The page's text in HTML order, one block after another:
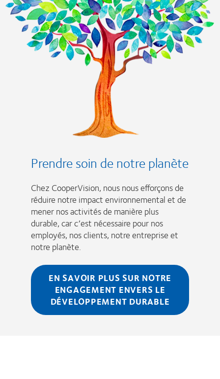
Prendre soin de notre planète
Chez CooperVision, nous nous efforçons de
réduire notre impact environnemental et de
mener nos activités de manière plus
durable, car c’est nécessaire pour nos
employés, nos clients, notre entreprise et
notre planète.
EN SAVOIR PLUS SUR NOTRE
ENGAGEMENT ENVERS LE
DÉVELOPPEMENT DURABLE